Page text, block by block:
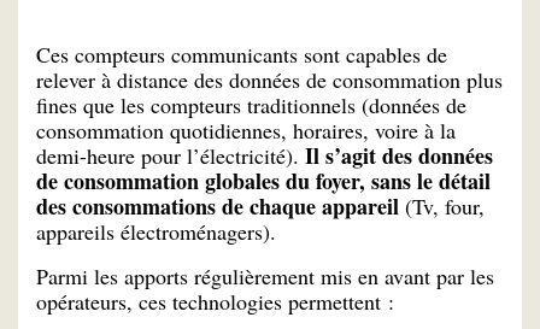
Ces compteurs communicants sont capables de
relever à distance des données de consommation plus
fines que les compteurs traditionnels (données de
consommation quotidiennes, horaires, voire à la
demi-heure pour l’électricité). Il s’agit des données
de consommation globales du foyer, sans le détail
des consommations de chaque appareil (Tv, four,
appareils électroménagers).
Parmi les apports régulièrement mis en avant par les
opérateurs, ces technologies permettent :